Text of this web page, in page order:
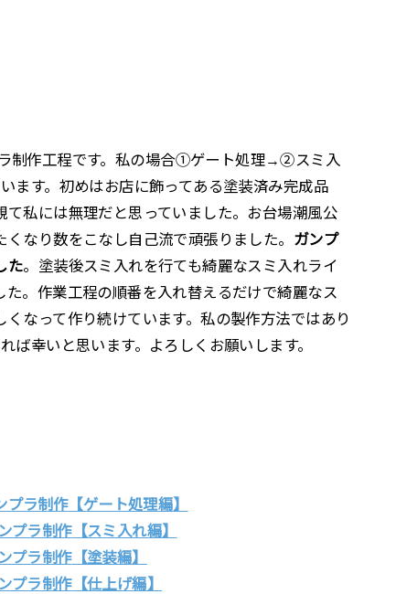
制作工程です。私の場合①ゲート処理→②スミ入
す。初めはお店に飾ってある塗装済み完成品
私には無理だと思っていました。お台場潮風公
なり数をこなし自己流で頑張りました。 ガンプ
た。塗装後スミ入れを行ても綺麗なスミ入れライ
。作業工程の順番を入れ替えるだけで綺麗なス
なって作り続けています。私の製作方法ではあり
ば幸いと思います。よろしくお願いします。
プラ制作【ゲート処理編】
プラ制作【スミ入れ編】
プラ制作【塗装編】
プラ制作【仕上げ編】